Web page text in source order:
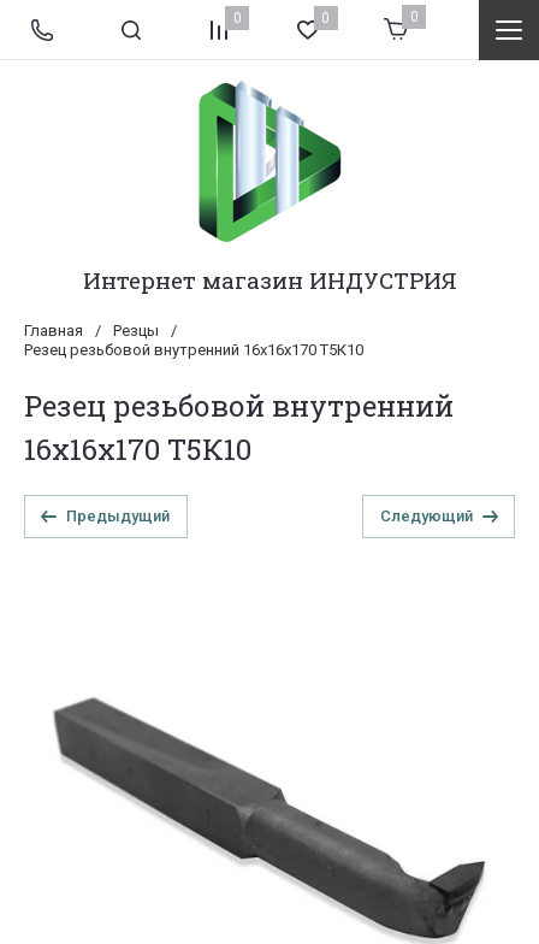
0 0 0
Интернет магазин ИНДУСТРИЯ
Главная / Резцы
/
Резец резьбовой внутренний 16х16х170 Т5К10
Резец резьбовой внутренний
16х16х170 Т5К10
Предыдущий Следующий